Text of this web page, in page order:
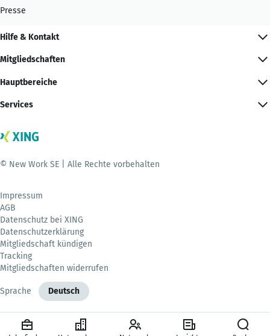
Presse
Hilfe & Kontakt
Mitgliedschaften
Hauptbereiche
Services
© New Work SE | Alle Rechte vorbehalten
Impressum
AGB
Datenschutz bei XING
Datenschutzerklärung
Mitgliedschaft kündigen
Tracking
Mitgliedschaften widerrufen
Sprache Deutsch